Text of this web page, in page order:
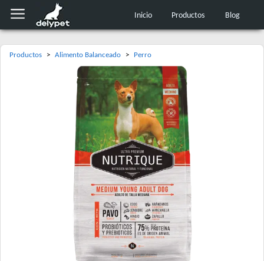
Inicio Productos Blog
Productos > Alimento Balanceado > Perro